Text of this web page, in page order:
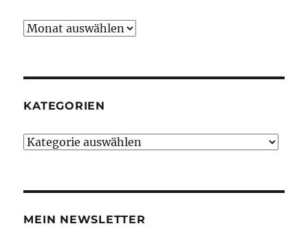
Archiv
KATEGORIEN
Kategorien
MEIN NEWSLETTER